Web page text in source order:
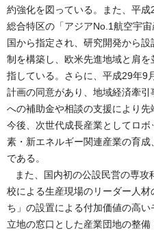
約強化を図っている。また、平
総合特区の「アジアNo.1航空宇
国から指定され、研究開発から
制を構築し、欧米先進地域と肩
指している。さらに、平成29年9
計画の同意があり、地域経済牽引
への補助金や相談の支援により先
今後、次世代成長産業としてロ
素・新エネルギー関連産業の育
である。
また、国内初の公設民営の専攻
校による生産現場のリーダー人
ち」の設置による付加価値の高
立地の窓口とした産業団地の整